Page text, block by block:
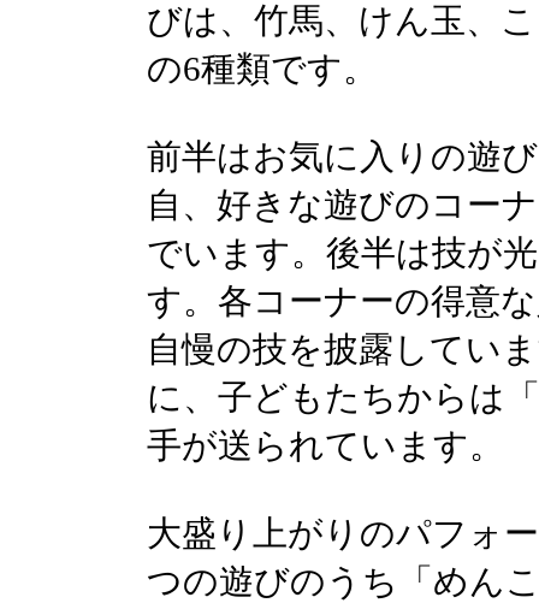
びは、竹馬、けん玉、
の6種類です。
前半はお気に入りの遊
自、好きな遊びのコー
でいます。後半は技が
す。各コーナーの得意
自慢の技を披露してい
に、子どもたちからは
手が送られています。
大盛り上がりのパフォ
つの遊びのうち「めん